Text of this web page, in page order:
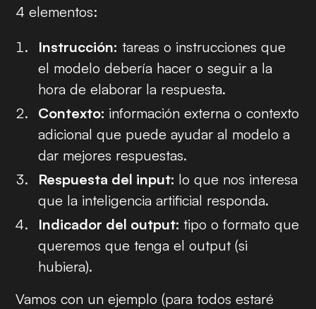
4 elementos:
Instrucción: tareas o instrucciones que
el modelo debería hacer o seguir a la
hora de elaborar la respuesta.
Contexto: información externa o contexto
adicional que puede ayudar al modelo a
dar mejores respuestas.
Respuesta del input: lo que nos interesa
que la inteligencia artificial responda.
Indicador del output:tipo o formato que
queremos que tenga eloutput (si
hubiera).
Vamos con un ejemplo (para todos estaré